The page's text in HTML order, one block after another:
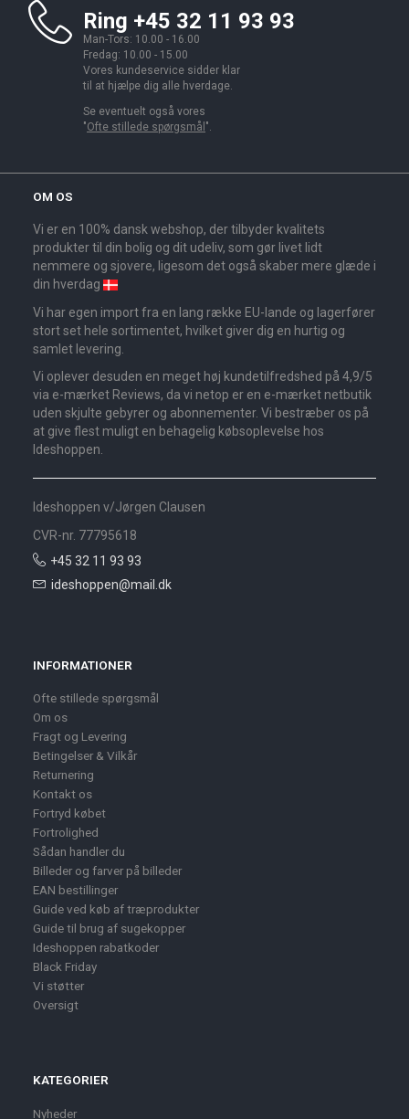
Ring +45 32 11 93 93
Man-Tors: 10.00 - 16.00
Fredag: 10.00 - 15.00
Vores kundeservice sidder klar
til at hjælpe dig alle hverdage.
Se eventuelt også vores
"Ofte stillede spørgsmål ".
OM OS
Vi er en 100% dansk webshop, der tilbyder kvalitets
produkter til din bolig og dit udeliv, som gør livet lidt
nemmere og sjovere, ligesom det også skaber mere glæde i
din hverdag
Vi har egen import fra en lang række EU-lande og lagerfører
stort set hele sortimentet, hvilket giver dig en hurtig og
samlet levering.
Vi oplever desuden en meget høj kundetilfredshed på 4,9/5
via e-mærket Reviews, da vi netop er en e-mærket netbutik
uden skjulte gebyrer og abonnementer. Vi bestræber os på
at give flest muligt en behagelig købsoplevelse hos
Ideshoppen.
Ideshoppen v/Jørgen Clausen
CVR-nr. 77795618
+45 32 11 93 93
ideshoppen@mail.dk
INFORMATIONER
Ofte stillede spørgsmål
Om os
Fragt og Levering
Betingelser & Vilkår
Returnering
Kontakt os
Fortryd købet
Fortrolighed
Sådan handler du
Billeder og farver på billeder
EAN bestillinger
Guide ved køb af træprodukter
Guide til brug af sugekopper
Ideshoppen rabatkoder
Black Friday
Vi støtter
Oversigt
KATEGORIER
Nyheder